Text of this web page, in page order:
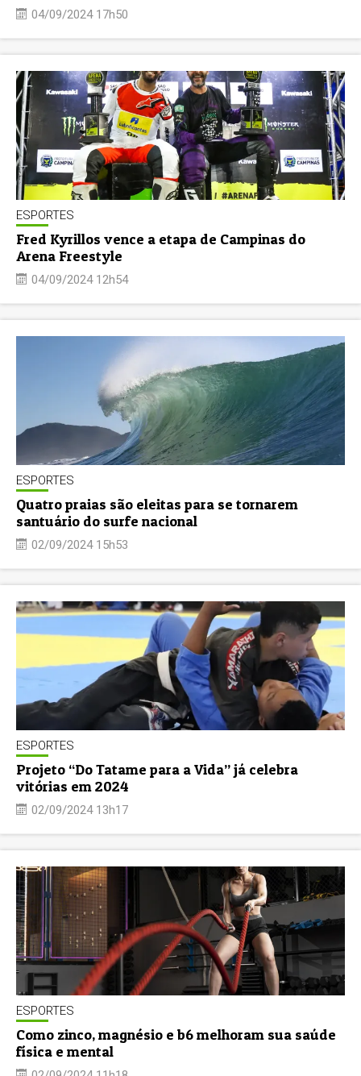
04/09/2024 17h50
ESPORTES
Fred Kyrillos vence a etapa de Campinas do
Arena Freestyle
04/09/2024 12h54
ESPORTES
Quatro praias são eleitas para se tornarem
santuário do surfe nacional
02/09/2024 15h53
ESPORTES
Projeto “Do Tatame para a Vida” já celebra
vitórias em 2024
02/09/2024 13h17
ESPORTES
Como zinco, magnésio e b6 melhoram sua saúde
física e mental